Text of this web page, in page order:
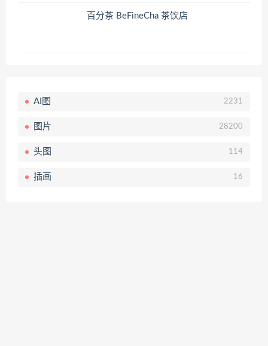
百分茶 BeFineCha 茶饮店
AI图 2231
图片 28200
头图 114
插画 16